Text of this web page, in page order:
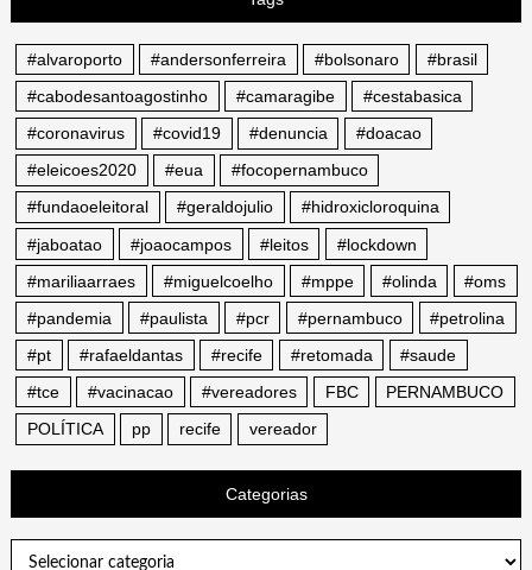
#alvaroporto #andersonferreira #bolsonaro
#brasil
#cabodesantoagostinho
#camaragibe
#cestabasica
#coronavirus
#covid19 #denuncia
#doacao
#eleicoes2020
#eua
#focopernambuco
#fundaoeleitoral
#geraldojulio
#hidroxicloroquina
#jaboatao
#joaocampos #leitos
#lockdown
#mariliaarraes
#miguelcoelho #mppe #olinda
#oms
#pandemia
#paulista #pcr #pernambuco
#petrolina
#pt
#rafaeldantas #recife #retomada
#saude
#tce
#vacinacao #vereadores FBC
PERNAMBUCO
POLÍTICA
pp recife vereador
Categorias